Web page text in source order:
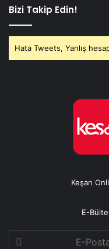
Bizi Takip Edin!
Hata Tweets, Yanlış
Keşan
E-